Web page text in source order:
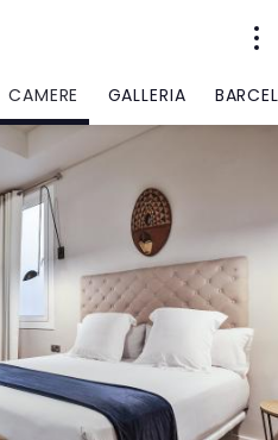
CAMERE GALLERIA